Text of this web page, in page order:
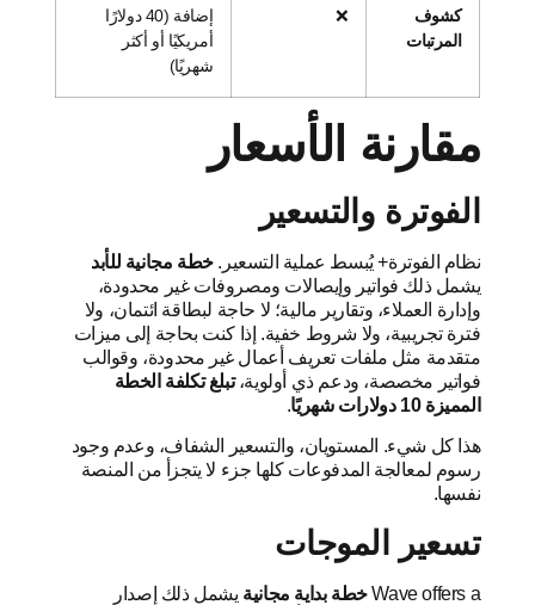
كشوف
المرتبات
❌
إضافة (40 دولارًا
أمريكيًا أو أكثر
شهريًا)
مقارنة الأسعار
الفوترة والتسعير
نظام الفوترة+ يُبسط عملية التسعير.خطة مجانية للأبد
يشمل ذلك فواتير وإيصالات ومصروفات غير محدودة،
وإدارة العملاء، وتقارير مالية؛ لا حاجة لبطاقة ائتمان، ولا
فترة تجريبية، ولا شروط خفية. إذا كنت بحاجة إلى ميزات
متقدمة مثل ملفات تعريف أعمال غير محدودة، وقوالب
فواتير مخصصة، ودعم ذي أولوية،تبلغ تكلفة الخطة
المميزة 10 دولارات شهريًا
.
هذا كل شيء. المستويان، والتسعير الشفاف، وعدم وجود
رسوم لمعالجة المدفوعات كلها جزء لا يتجزأ من المنصة
نفسها.
تسعير الموجات
Wave offers a خطة بداية مجانية يشمل ذلك إصدار